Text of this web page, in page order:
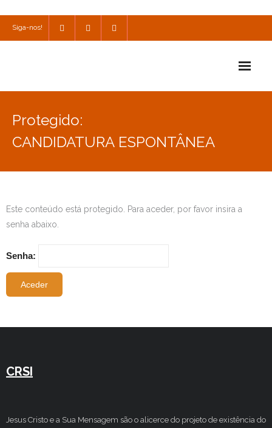
Siga-nos!
Consulta
Estudar no CRSI
Protegido:
CANDIDATURA ESPONTÂNEA
Este conteúdo está protegido. Para aceder, por favor insira a
senha abaixo.
Senha:
CRSI
Jesus Cristo e a Sua Mensagem são o alicerce do projeto de existência do